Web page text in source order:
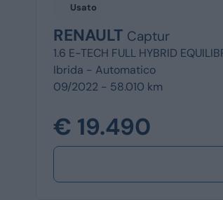
Usato
RENAULT Captur
1.6 E-TECH FULL HYBRID
Ibrida - Automatico
09/2022 - 58.010 km
€ 19.490